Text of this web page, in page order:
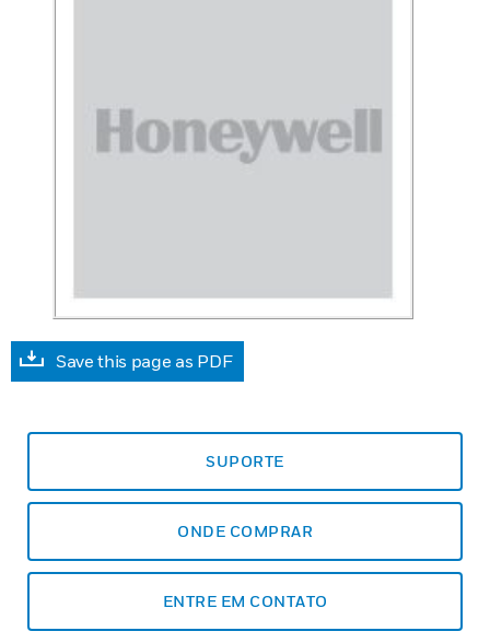
Save this page as PDF
SUPORTE
ONDE COMPRAR
ENTRE EM CONTATO